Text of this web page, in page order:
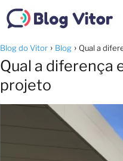
Blog do Vitor Blog Qual a
Qual a diferença
projeto